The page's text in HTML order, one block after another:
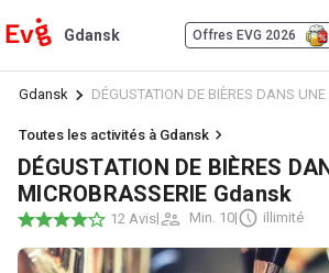
Gdansk Offres EVG 2026
Gdansk DÉGUSTATION DE BIÈRES DANS
Toutes les activités à Gdansk
DÉGUSTATION DE BIÈRES
MICROBRASSERIE Gdansk
12 Avis| Min. 10| illimité